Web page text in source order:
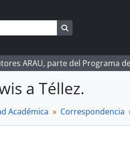
ARAU, parte del Programa
a Téllez.
Académica Correspondencia